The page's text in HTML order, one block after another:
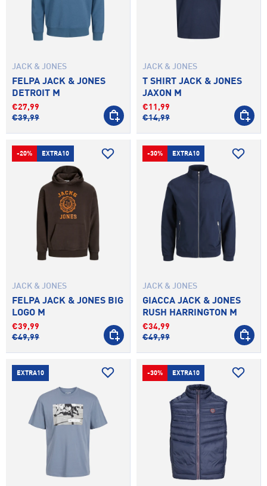
JACK & JONES
FELPA JACK & JONES
DETROIT M
€27,99
€39,99
SCEGLI OPZIONI
JACK & JONES
T SHIRT JACK & JONES
JAXON M
€11,99
€14,99
-20% EXTRA10
JACK & JONES
FELPA JACK & JONES BIG
LOGO M
€39,99
€49,99
SCEGLI OPZIONI
-30% EXTRA10
JACK & JONES
GIACCA JACK & JONES
RUSH HARRINGTON M
€34,99
€49,99
SCEGLI
EXTRA10 -30% EXTRA10